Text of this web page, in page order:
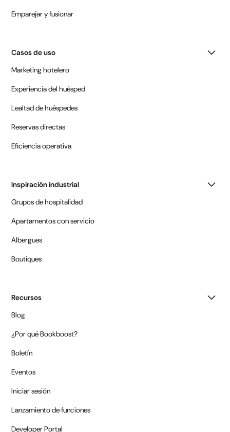
Emparejar y fusionar
Casos de uso
Marketing hotelero
Experiencia del huésped
Lealtad de huéspedes
Reservas directas
Eficiencia operativa
Inspiración industrial
Grupos de hospitalidad
Apartamentos con servicio
Albergues
Boutiques
Recursos
Blog
¿Por qué Bookboost?
Boletín
Eventos
Iniciar sesión
Lanzamiento de funciones
Developer Portal